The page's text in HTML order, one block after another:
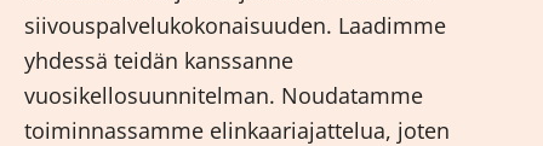
siivouspalvelukokonaisuuden. Laadimme
yhdessä teidän kanssanne
vuosikellosuunnitelman. Noudatamme
toiminnassamme elinkaariajattelua, joten